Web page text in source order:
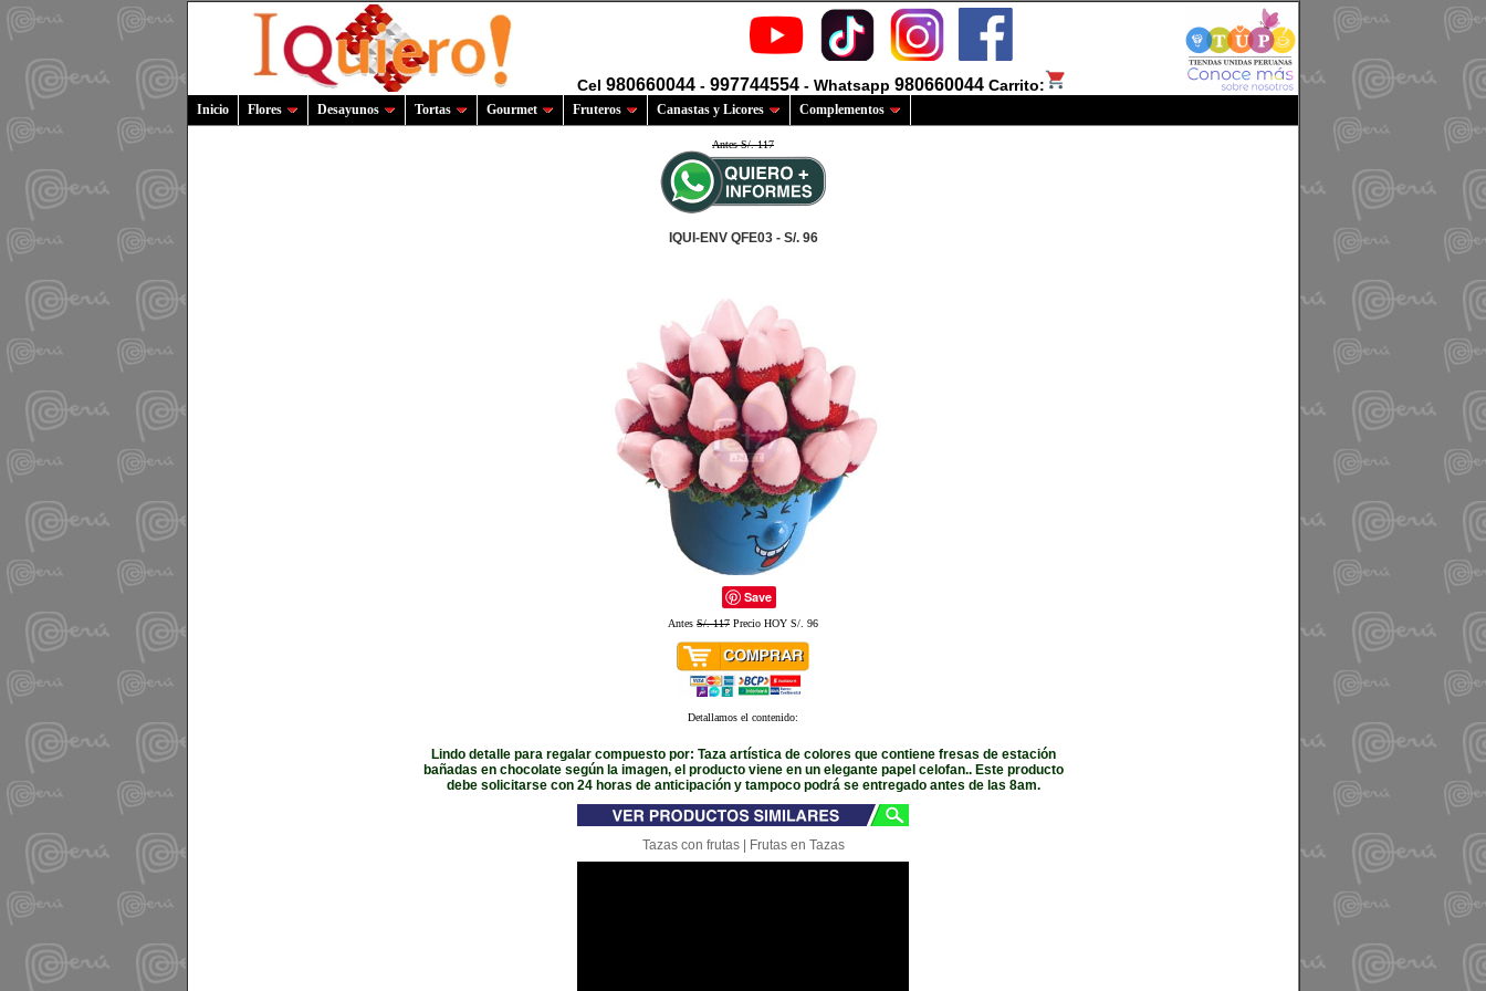
Cel 980660044 - 997744554 - Whatsapp 980660044 Carrito:
Inicio Flores Desayunos Tortas Gourmet Fruteros Canastas y Licores Complementos
Antes S/. 117
IQUI-ENV QFE03 - S/. 96
Save
Antes S/. 117 Precio HOY S/. 96
Detallamos el contenido:
Lindo detalle para regalar compuesto por: Taza artística de colores que contiene fresas de estación
bañadas en chocolate según la imagen, el producto viene en un elegante papel celofan.. Este producto
debe solicitarse con 24 horas de anticipación y tampoco podrá se entregado antes de las 8am.
Tazas con frutas | Frutas en Tazas